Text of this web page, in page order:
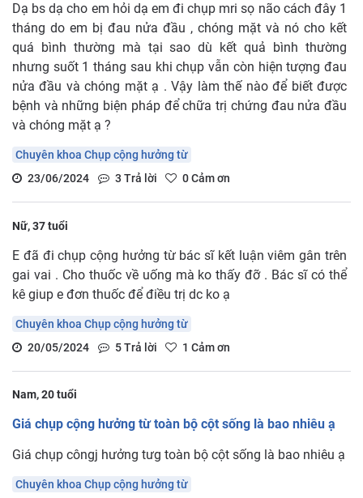
Dạ bs dạ cho em hỏi dạ em đi chụp mri sọ não cách đây 1
tháng do em bị đau nửa đầu , chóng mặt và nó cho kết
quá bình thường mà tại sao dù kết quả bình thường
nhưng suốt 1 tháng sau khi chụp vẫn còn hiện tượng đau
nửa đầu và chóng mặt ạ . Vậy làm thế nào để biết được
bệnh và những biện pháp để chữa trị chứng đau nửa đầu
và chóng mặt ạ ?
Chuyên khoa Chụp cộng hưởng từ
23/06/2024
3 Trả lời 0Cảm ơn
Nữ, 37 tuổi
E đã đi chụp cộng hưởng từ bác sĩ kết luận viêm gân trên
gai vai . Cho thuốc về uống mà ko thấy đỡ . Bác sĩ có thể
kê giup e đơn thuốc để điều trị dc ko ạ
Chuyên khoa Chụp cộng hưởng từ
20/05/2024
5Trả lời 1 Cảm ơn
Nam, 20 tuổi
Giá chụp cộng hưởng từ toàn bộ cột sống là bao nhiêu ạ
Giá chụp côngj hưởng tưg toàn bộ cột sống là bao nhiêu ạ
Chuyên khoa Chụp cộng hưởng từ